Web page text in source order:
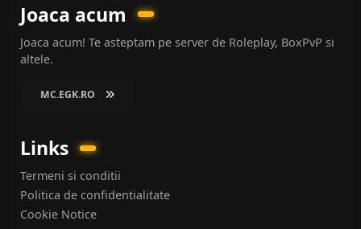
Joaca acum
Joaca acum! Te asteptam pe server de Roleplay, BoxPvP si
altele.
MC.EGK.RO
Links
Termeni si conditii
Politica de confidentialitate
Cookie Notice